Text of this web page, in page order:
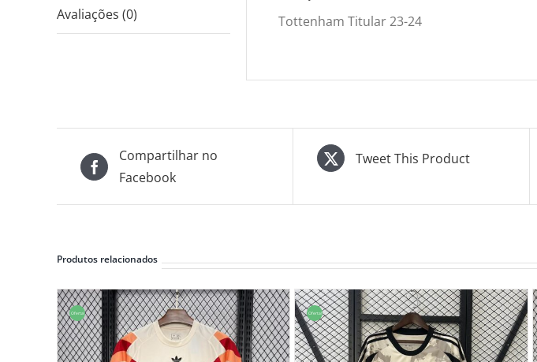
Avaliações (0) Tottenham Titular 23-24
Compartilhar no
Facebook
Tweet This Product
Produtos relacionados
Oferta! Oferta!